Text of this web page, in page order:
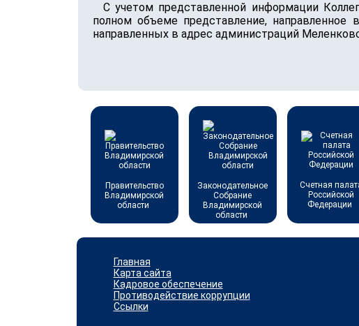
С учетом представленной информации
полном объеме представление,
направленных в адрес администраций
Правительство
Владимирской
области
Законодательное
Собрание
Владимирской
области
Счетная
Российской
Федерации
Главная
Карта сайта
Кадровое обеспечение
Противодействие коррупции
Ссылки